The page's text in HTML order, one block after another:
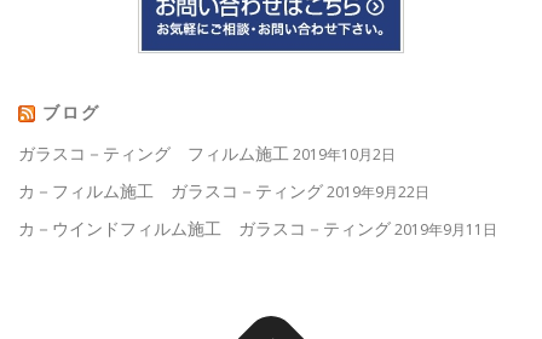
ブログ
ガラスコ－ティング フィルム施工2019年10月2日
カ－フィルム施工 ガラスコ－ティング2019年9月22日
カ－ウインドフィルム施工 ガラスコ－ティング2019年9月11日